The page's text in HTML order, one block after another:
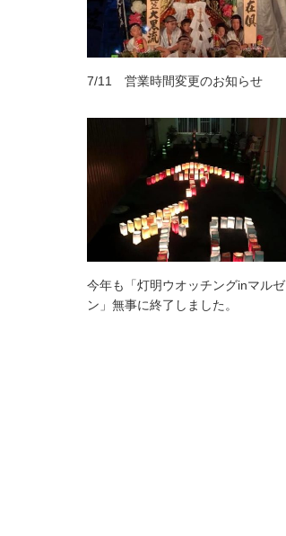
7/11 営業時間変更のお知らせ
今年も「灯明ウオッチングinマルゼ
ン」無事に終了しました。